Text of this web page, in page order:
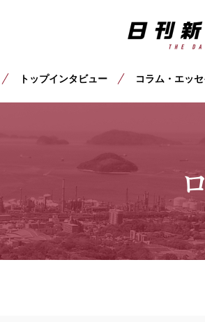
トップインタビュー コラム・エッセ